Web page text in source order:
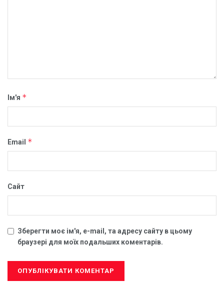
Ім'я *
Email *
Сайт
Зберегти моє ім'я, e-mail, та адресу сайту в цьому
браузері для моїх подальших коментарів.